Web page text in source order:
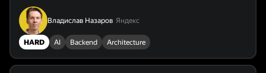
Владислав Назаров Яндекс
HARD AI Backend Architecture